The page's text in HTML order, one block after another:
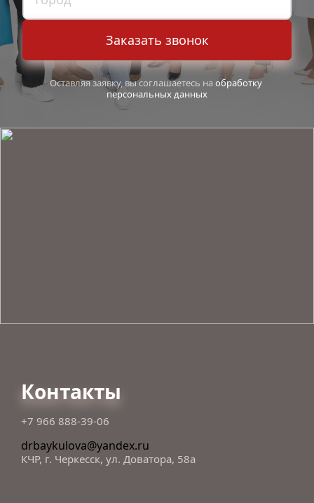
Заказать звонок
Оставляя заявку, вы соглашаетесь на обработку
персональных данных
Контакты
+7 966 888-39-06
drbaykulova@yandex.ru
КЧР, г. Черкесск, ул. Доватора, 58а